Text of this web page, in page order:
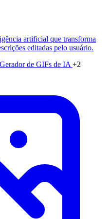
artificial que transforma
editadas pelo usuário.
Gerador de GIFs de IA +2